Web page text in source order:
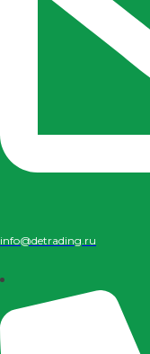
info@detrading.ru